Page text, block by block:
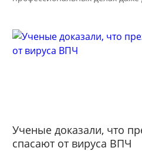
Ученые доказали, что
спасают от вируса ВПЧ